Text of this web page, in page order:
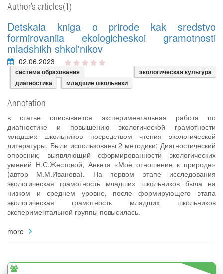
Author's articles(1)
Detskaia kniga o prirode kak sredstvo
formirovaniia ekologicheskoi gramotnosti
mladshikh shkol'nikov
02.06.2023
система образования
экологическая культура
диагностика
младшие школьники
Annotation
в статье описывается экспериментальная работа по
диагностике и повышению экологической грамотности
младших школьников посредством чтения экологической
литературы. Были использованы 2 методики: Диагностический
опросник, выявляющий сформированности экологических
умений Н.С.Жестовой, Анкета «Моё отношение к природе»
(автор М.М.Иванова). На первом этапе исследования
экологическая грамотность младших школьников была на
низком и среднем уровне, после формирующего этапа
экологическая грамотность младших школьников
экспериментальной группы повысилась.
more